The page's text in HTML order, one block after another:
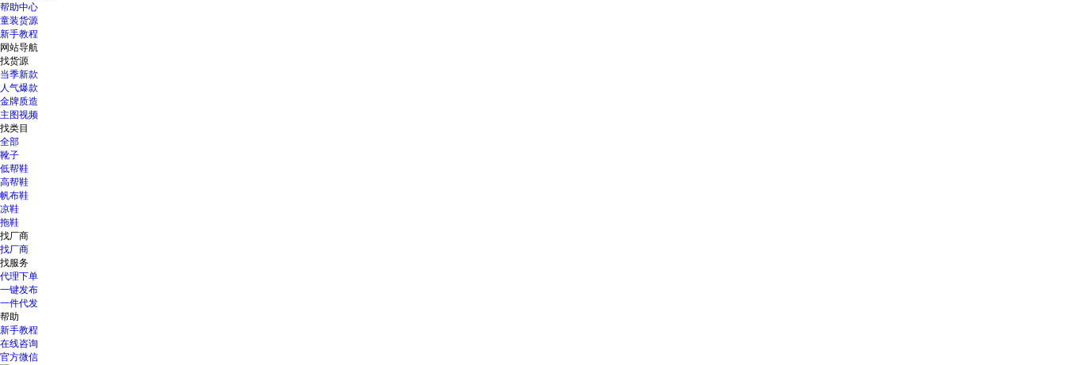
帮助中心
童装货源
新手教程
网站导航
找货源
当季新款
人气爆款
金牌质造
主图视频
找类目
全部
靴子
低帮鞋
高帮鞋
帆布鞋
凉鞋
拖鞋
找厂商
找厂商
找服务
代理下单
一键发布
一件代发
帮助
新手教程
在线咨询
官方微信